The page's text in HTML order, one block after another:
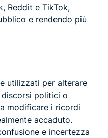
Reddit e TikTok,
e rendendo più
utilizzati per alterare
politici o
modificare i ricordi
accaduto.
e incertezza